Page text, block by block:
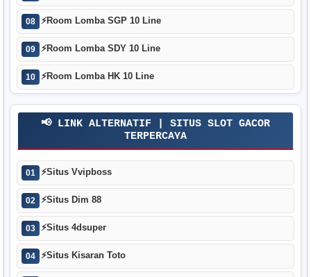
08 ⚡Room Lomba SGP 10 Line
09 ⚡Room Lomba SDY 10 Line
10 ⚡Room Lomba HK 10 Line
📢 LINK ALTERNATIF | SITUS SLOT GACOR
TERPERCAYA
01 ⚡Situs Vvipboss
02 ⚡Situs Dim 88
03 ⚡Situs 4dsuper
04 ⚡Situs Kisaran Toto